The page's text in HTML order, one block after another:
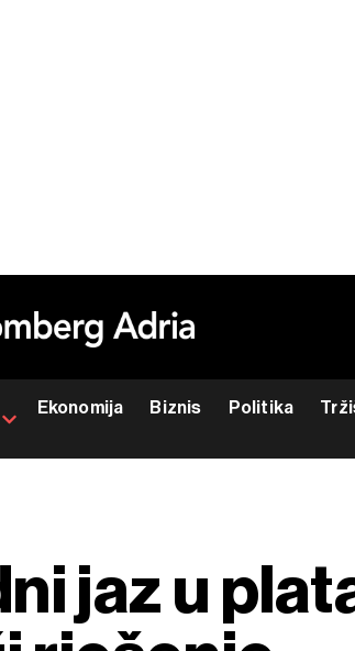
Ekonomija Biznis Politika
jaz u